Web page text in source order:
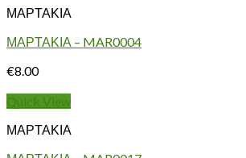
ΜΑΡΤΑΚΙΑ
ΜΑΡΤΑΚΙΑ – MAR0004
€8.00
Quick View
ΜΑΡΤΑΚΙΑ